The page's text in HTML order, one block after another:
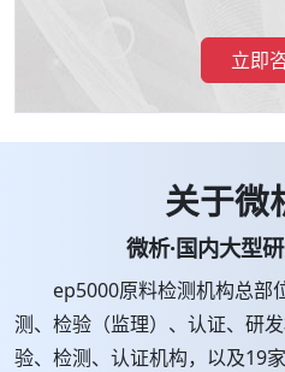
立即
关于微
微析·国内大型
ep5000原料检测机构总部
测、检验（监理）、认证、研
验、检测、认证机构，以及19